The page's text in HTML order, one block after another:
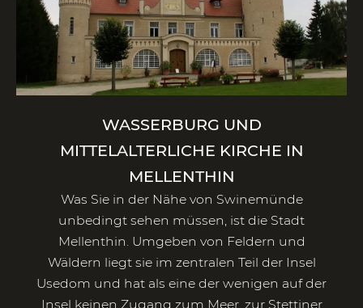
WASSERBURG UND
MITTELALTERLICHE KIRCHE IN
MELLENTHIN
Was Sie in der Nähe von Swinemünde
unbedingt sehen müssen, ist die Stadt
Mellenthin. Umgeben von Feldern und
Wäldern liegt sie im zentralen Teil der Insel
Usedom und hat als eine der wenigen auf der
Insel keinen Zugang zum Meer, zur Stettiner